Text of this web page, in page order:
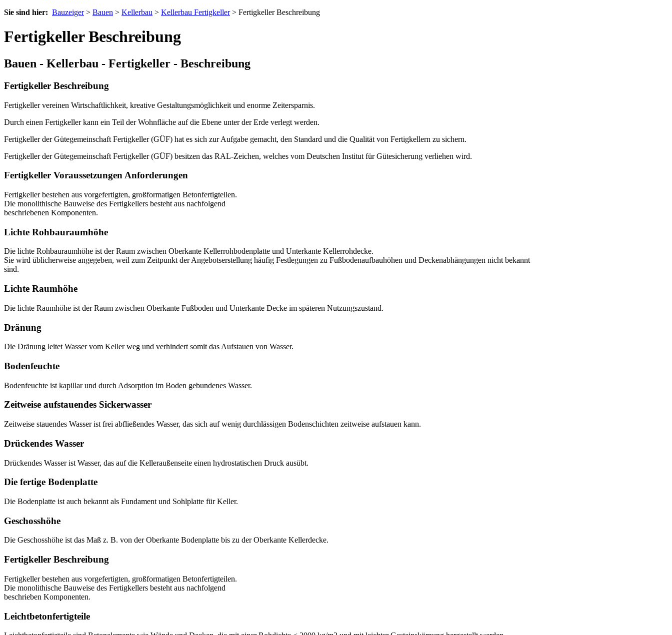
Sie sind hier: Bauzeiger> Bauen > Kellerbau > Kellerbau Fertigkeller> Fertigkeller Beschreibung
Fertigkeller Beschreibung
Bauen - Kellerbau - Fertigkeller - Beschreibung
Fertigkeller Beschreibung
Fertigkeller vereinen Wirtschaftlichkeit, kreative Gestaltungsmöglichkeit und enorme Zeitersparnis.
Durch einen Fertigkeller kann ein Teil der Wohnfläche auf die Ebene unter der Erde verlegt werden.
Fertigkeller der Gütegemeinschaft Fertigkeller (GÜF) hat es sich zur Aufgabe gemacht, den Standard und die Qualität von Fertigkellern zu sichern.
Fertigkeller der Gütegemeinschaft Fertigkeller (GÜF) besitzen das RAL-Zeichen, welches vom Deutschen Institut für Gütesicherung verliehen wird.
Fertigkeller Voraussetzungen Anforderungen
Fertigkeller bestehen aus vorgefertigten, großformatigen Betonfertigteilen.
Die monolithische Bauweise des Fertigkellers besteht aus nachfolgend
beschriebenen Komponenten.
Lichte Rohbauraumhöhe
Die lichte Rohbauraumhöhe ist der Raum zwischen Oberkante Kellerrohbodenplatte und Unterkante Kellerrohdecke.
Sie wird üblicherweise angegeben, weil zum Zeitpunkt der Angebotserstellung häufig Festlegungen zu Fußbodenaufbauhöhen und Deckenabhängungen nicht bekannt
sind.
Lichte Raumhöhe
Die lichte Raumhöhe ist der Raum zwischen Oberkante Fußboden und Unterkante Decke im späteren Nutzungszustand.
Dränung
Die Dränung leitet Wasser vom Keller weg und verhindert somit das Aufstauen von Wasser.
Bodenfeuchte
Bodenfeuchte ist kapillar und durch Adsorption im Boden gebundenes Wasser.
Zeitweise aufstauendes Sickerwasser
Zeitweise stauendes Wasser ist frei abfließendes Wasser, das sich auf wenig durchlässigen Bodenschichten zeitweise aufstauen kann.
Drückendes Wasser
Drückendes Wasser ist Wasser, das auf die Kelleraußenseite einen hydrostatischen Druck ausübt.
Die fertige Bodenplatte
Die Bodenplatte ist auch bekannt als Fundament und Sohlplatte für Keller.
Geschosshöhe
Die Geschosshöhe ist das Maß z. B. von der Oberkante Bodenplatte bis zu der Oberkante Kellerdecke.
Fertigkeller Beschreibung
Fertigkeller bestehen aus vorgefertigten, großformatigen Betonfertigteilen.
Die monolithische Bauweise des Fertigkellers besteht aus nachfolgend
beschrieben Komponenten.
Leichtbetonfertigteile